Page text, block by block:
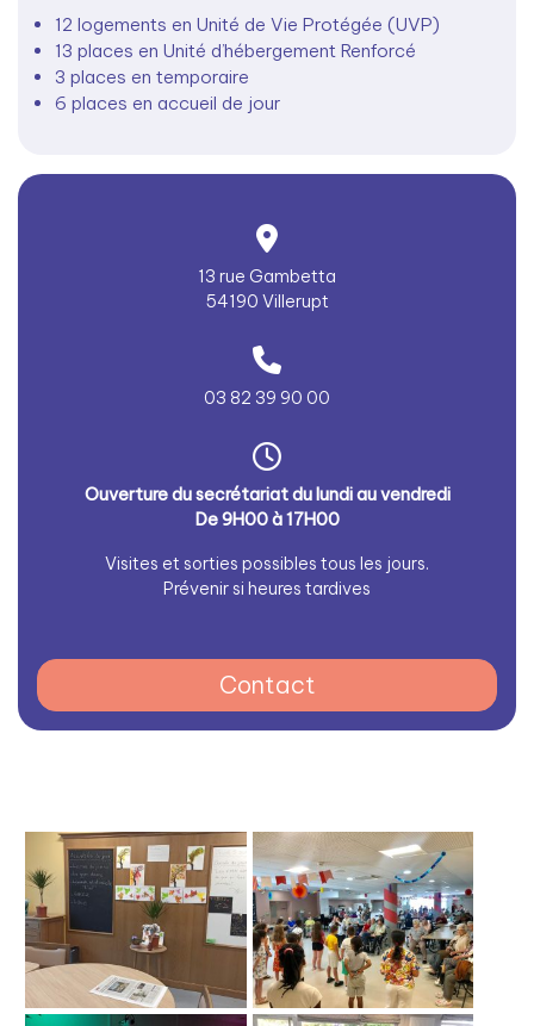
12 logements en Unité de Vie Protégée (UVP)
13 places en Unité d’hébergement Renforcé
3 places en temporaire
6 places en accueil de jour
13 rue Gambetta
54190 Villerupt
03 82 39 90 00
Ouverture du secrétariat du lundi au vendredi
De 9H00 à 17H00
Visites et sorties possibles tous les jours.
Prévenir si heures tardives
Contact